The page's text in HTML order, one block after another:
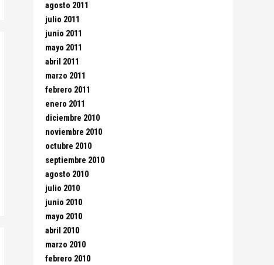
agosto 2011
julio 2011
junio 2011
mayo 2011
abril 2011
marzo 2011
febrero 2011
enero 2011
diciembre 2010
noviembre 2010
octubre 2010
septiembre 2010
agosto 2010
julio 2010
junio 2010
mayo 2010
abril 2010
marzo 2010
febrero 2010